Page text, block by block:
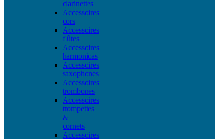
clarinettes
Accessoires
cors
Accessoires
flûtes
Accessoires
harmonicas
Accessoires
saxophones
Accessoires
trombones
Accessoires
trompettes
&
cornets
Accessoires